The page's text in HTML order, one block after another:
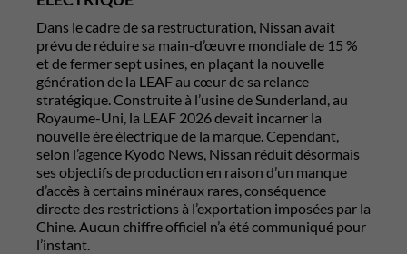
Dans le cadre de sa restructuration, Nissan avait
prévu de réduire sa main-d’œuvre mondiale de 15 %
et de fermer sept usines, en plaçant la nouvelle
génération de la LEAF au cœur de sa relance
stratégique. Construite à l’usine de Sunderland, au
Royaume-Uni, la LEAF 2026 devait incarner la
nouvelle ère électrique de la marque. Cependant,
selon l’agence Kyodo News, Nissan réduit désormais
ses objectifs de production en raison d’un manque
d’accès à certains minéraux rares, conséquence
directe des restrictions à l’exportation imposées par la
Chine. Aucun chiffre officiel n’a été communiqué pour
l’instant.